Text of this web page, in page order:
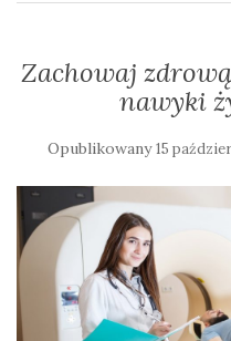
Zachowaj
nawyki
Opublikowany15